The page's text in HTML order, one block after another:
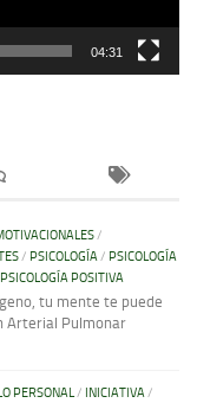
04:31
/
/ PSICOLOGÍA/ PSICOLOGÍA
PSICOLOGÍA POSITIVA
tu mente te puede
Arterial Pulmonar
PERSONAL/ INICIATIVA/